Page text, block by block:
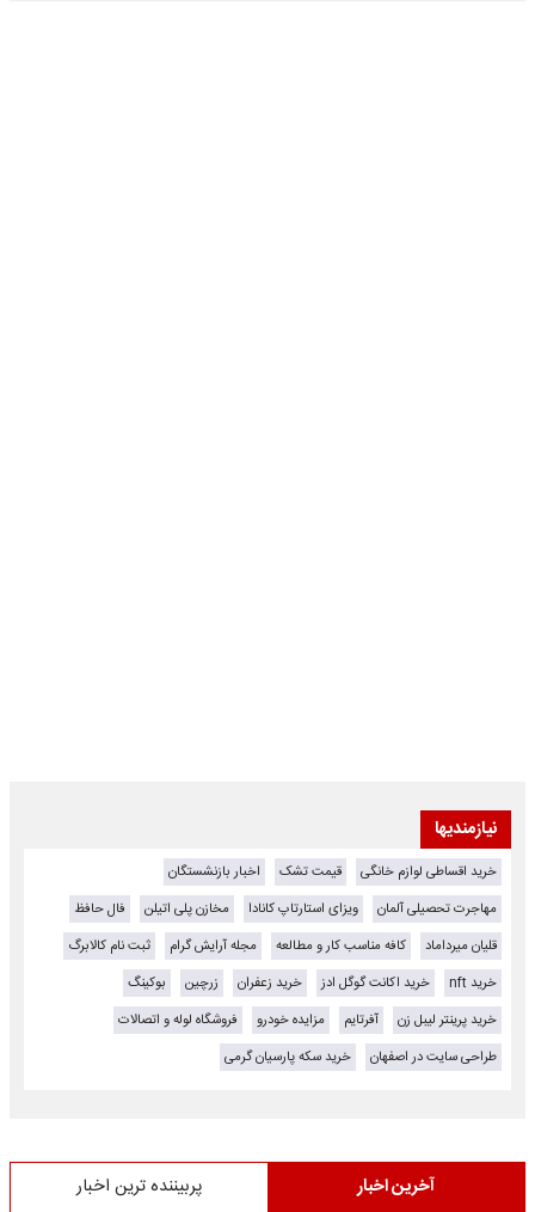
نیازمندیها
خرید اقساطی لوازم خانگی قیمت تشک
اخبار بازنشستگان
مهاجرت تحصیلی آلمان
ویزای استارتاپ کانادا مخازن پلی اتیلن
فال حافظ
قلیان میرداماد
کافه مناسب کار و مطالعه مجله آرایش گرام
ثبت نام کالابرگ
خرید nft
خرید اکانت گوگل ادز خرید زعفران زرچین
بوکینگ
خرید پرینتر لیبل زن
آفرتایم مزایده خودرو
فروشگاه لوله و اتصالات
طراحی سایت در اصفهان
خرید سکه پارسیان گرمی
آخرین اخبار پربیننده ترین اخبار